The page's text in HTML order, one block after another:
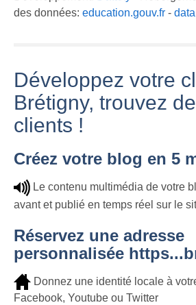
des données: education.gouv.fr -
Développez votre
Brétigny, trouvez
clients !
Créez votre blog en 5
Le contenu multimédia de votre
avant et publié en temps réel sur le
Réservez une adresse
personnalisée
Donnez une identité locale à
Facebook, Youtube ou Twitter